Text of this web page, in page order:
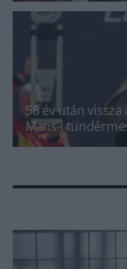
58 év után
Mans-i